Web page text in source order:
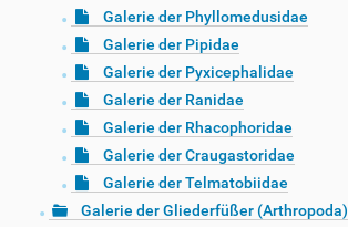
Galerie der Phyllomedusidae
Galerie der Pipidae
Galerie der Pyxicephalidae
Galerie der Ranidae
Galerie der Rhacophoridae
Galerie der Craugastoridae
Galerie der Telmatobiidae
Galerie der Gliederfüßer (Arthropoda)